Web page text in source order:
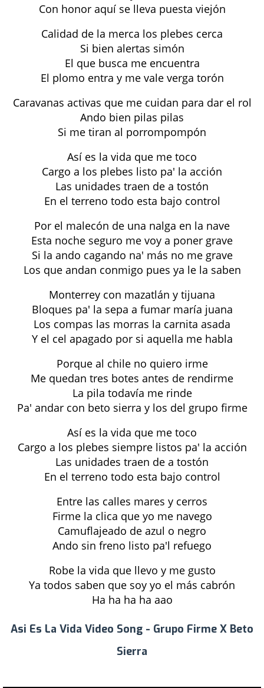
Con honor aquí se lleva puesta viejón
Calidad de la merca los plebes cerca
Si bien alertas simón
El que busca me encuentra
El plomo entra y me vale verga torón
Caravanas activas que me cuidan para dar el rol
Ando bien pilas pilas
Si me tiran al porrompompón
Así es la vida que me toco
Cargo a los plebes listo pa' la acción
Las unidades traen de a tostón
En el terreno todo esta bajo control
Por el malecón de una nalga en la nave
Esta noche seguro me voy a poner grave
Si la ando cagando na' más no me grave
Los que andan conmigo pues ya le la saben
Monterrey con mazatlán y tijuana
Bloques pa' la sepa a fumar maría juana
Los compas las morras la carnita asada
Y el cel apagado por si aquella me habla
Porque al chile no quiero irme
Me quedan tres botes antes de rendirme
La pila todavía me rinde
Pa' andar con beto sierra y los del grupo firme
Así es la vida que me toco
Cargo a los plebes siempre listos pa' la acción
Las unidades traen de a tostón
En el terreno todo esta bajo control
Entre las calles mares y cerros
Firme la clica que yo me navego
Camuflajeado de azul o negro
Ando sin freno listo pa'l refuego
Robe la vida que llevo y me gusto
Ya todos saben que soy yo el más cabrón
Ha ha ha ha aao
Asi Es La Vida Video Song - Grupo Firme X Beto
Sierra